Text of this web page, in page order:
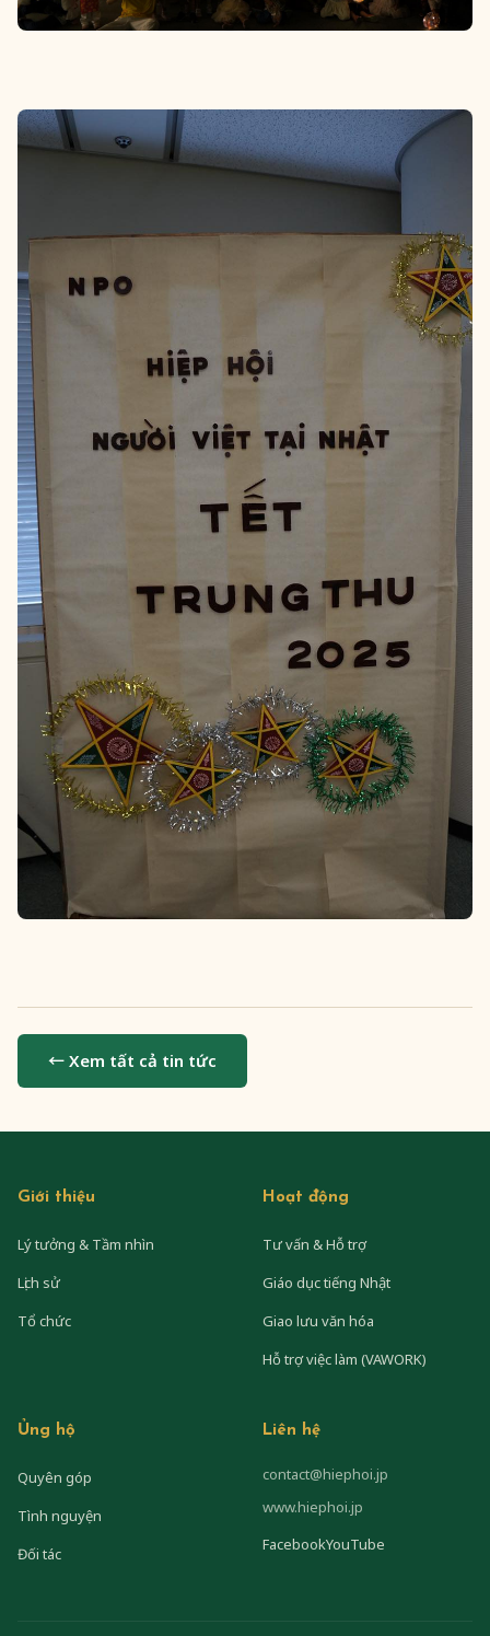
← Xem tất cả tin tức
Giới thiệu
Lý tưởng & Tầm nhìn
Lịch sử
Tổ chức
Hoạt động
Tư vấn & Hỗ trợ
Giáo dục tiếng Nhật
Giao lưu văn hóa
Hỗ trợ việc làm (VAWORK)
Ủng hộ
Quyên góp
Tình nguyện
Đối tác
Liên hệ
contact@hiephoi.jp
www.hiephoi.jp
FacebookYouTube